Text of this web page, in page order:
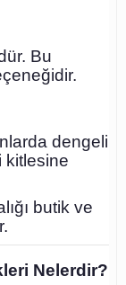
Bu
dengeli
kitlesine
butik ve
Nelerdir?